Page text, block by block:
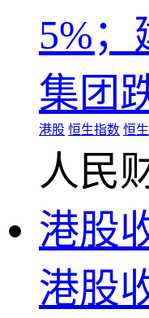
5%
集团
港股 恒生指数 恒
人民
港股
港股